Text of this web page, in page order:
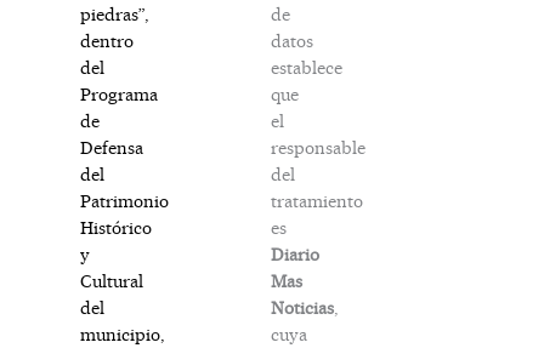
piedras”,
dentro
del
Programa
de
Defensa
del
Patrimonio
Histórico
y
Cultural
del
municipio,
de
datos
establece
que
el
responsable
del
tratamiento
es
Diario
Mas
Noticias
cuya